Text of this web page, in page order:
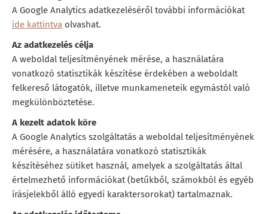
A Google Analytics adatkezeléséről további információkat
ide kattintva olvashat.
Az adatkezelés célja
A weboldal teljesítményének mérése, a használatára
vonatkozó statisztikák készítése érdekében a weboldalt
felkereső látogatók, illetve munkameneteik egymástól való
megkülönböztetése.
A kezelt adatok köre
A Google Analytics szolgáltatás a weboldal teljesítményének
mérésére, a használatára vonatkozó statisztikák
készítéséhez sütiket használ, amelyek a szolgáltatás által
értelmezhető információkat (betűkből, számokból és egyéb
írásjelekből álló egyedi karaktersorokat) tartalmaznak.